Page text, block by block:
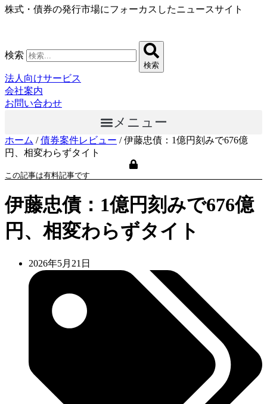
コ
ツ
に
ス
キ
ッ
株式・債券の発行市場にフォーカスしたニュースサイト
検索
検索
法人向けサービス
会社案内
お問い合わせ
メニュー
ホーム /債券案件レビュー /伊藤忠債：1億円刻みで676億
円、相変わらずタイト
この記事は有料記事です
伊藤忠債：1億円刻みで676億
円、相変わらずタイト
2026年5月21日